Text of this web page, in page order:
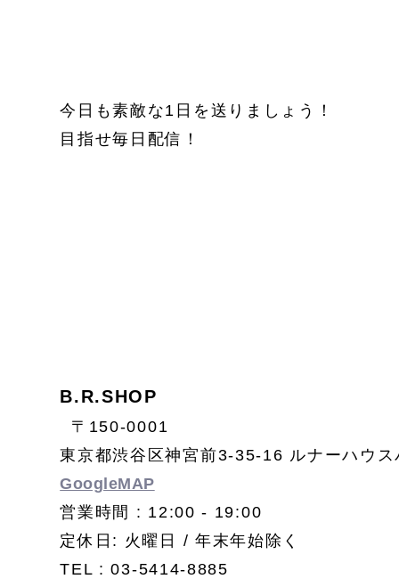
今日も素敵な1日を送りましょう！
目指せ毎日配信！
B.R.SHOP
〒150-0001
東京都渋谷区神宮前3-35-16 ルナーハウ
GoogleMAP
営業時間 : 12:00 - 19:00
定休日: 火曜日 / 年末年始除く
TEL : 03-5414-8885